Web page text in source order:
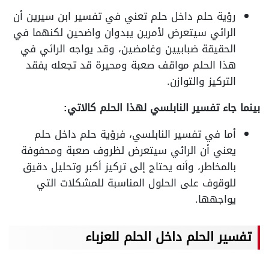
رؤية حلم داخل حلم تعني في تفسير ابن سيرين أن
الرائي سيتعرض لأمرين يبدوان واضحين لكنهما في
الحقيقة ضبابيين وغامضين، وقد يواجه الرائي في
هذا الحلم مواقف صعبة ومحيرة قد تجعله يفقد
التركيز والتوازن.
بينما جاء تفسير النابلسي لهذا الحلم كالاتي:
أما في تفسير النابلسي، فرؤية حلم داخل حلم
يعني أن الرائي سيتعرض لظروف صعبة ومحفوفة
بالمخاطر، وأنه يحتاج إلى تركيز أكبر وتحليل دقيق
للوقوف على الحلول المناسبة للمشكلات التي
يواجهها.
تفسير الحلم داخل الحلم للعزباء